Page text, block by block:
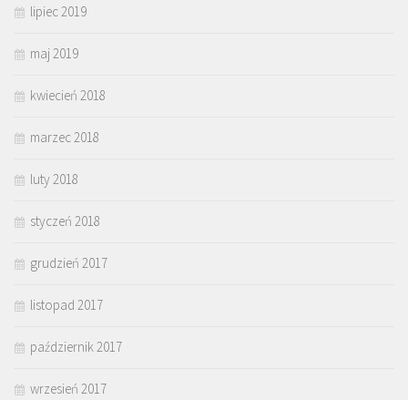
lipiec 2019
maj 2019
kwiecień 2018
marzec 2018
luty 2018
styczeń 2018
grudzień 2017
listopad 2017
październik 2017
wrzesień 2017